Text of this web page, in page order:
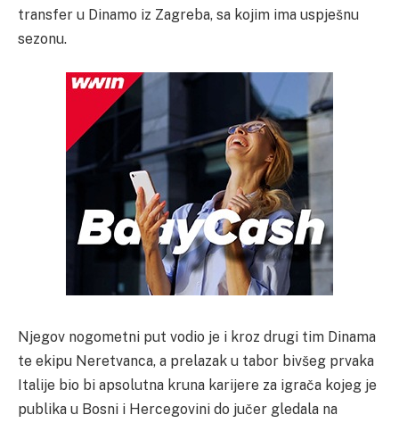
transfer u Dinamo iz Zagreba, sa kojim ima uspješnu
sezonu.
Njegov nogometni put vodio je i kroz drugi tim Dinama
te ekipu Neretvanca, a prelazak u tabor bivšeg prvaka
Italije bio bi apsolutna kruna karijere za igrača kojeg je
publika u Bosni i Hercegovini do jučer gledala na